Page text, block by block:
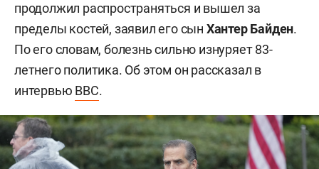
продолжил распространяться и вышел за
пределы костей, заявил его сын Хантер Байден.
По его словам, болезнь сильно изнуряет 83-
летнего политика. Об этом он рассказал в
интервью BBC.